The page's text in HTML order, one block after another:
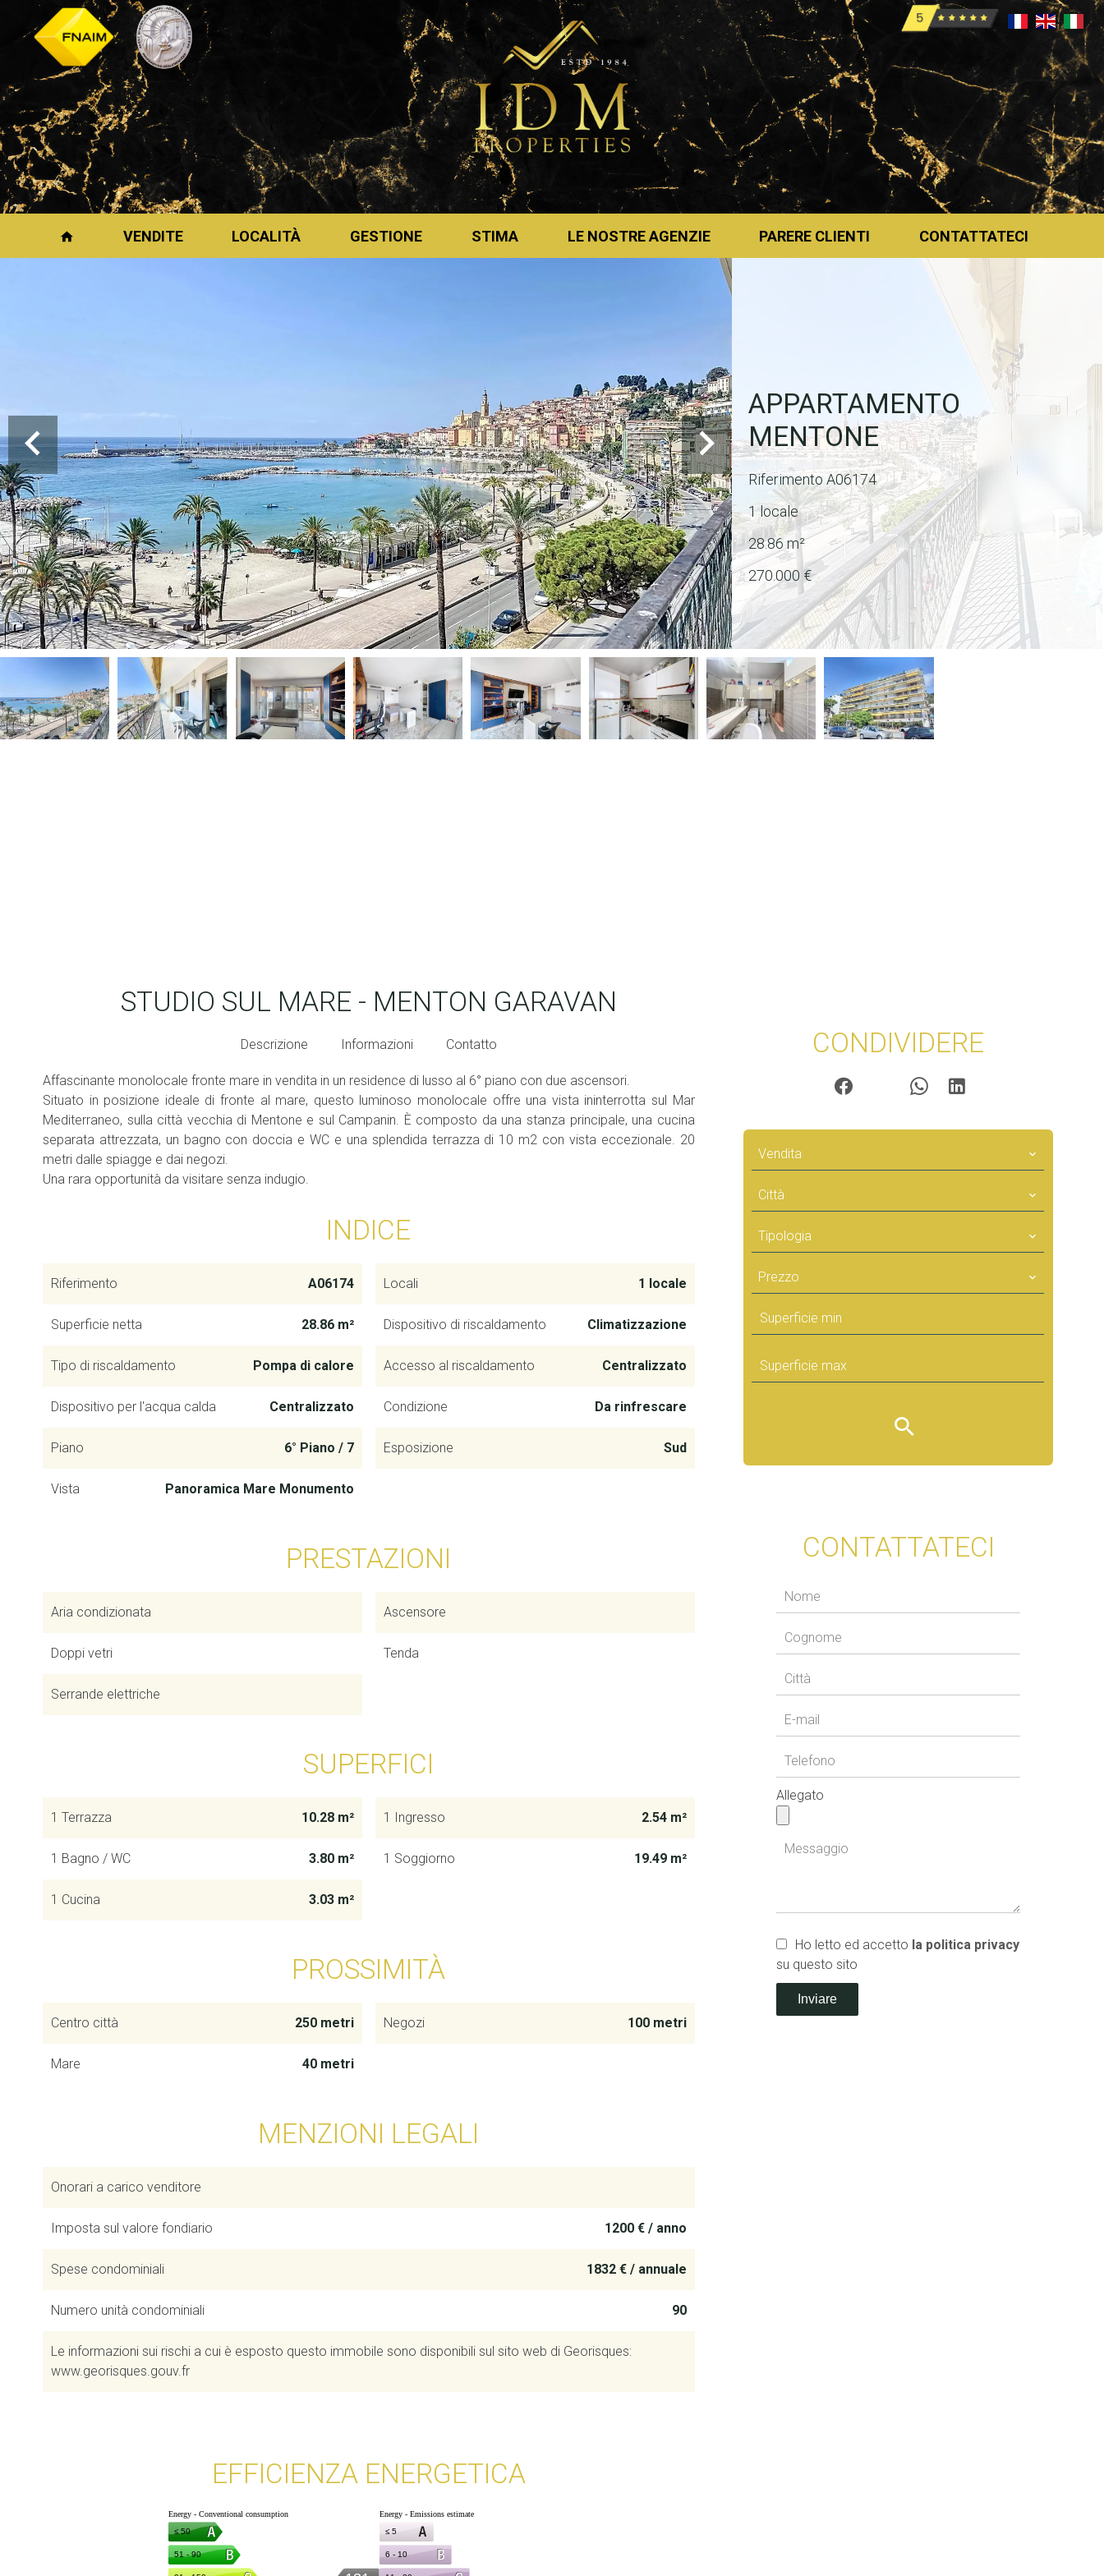
VENDITE LOCALITÀ GESTIONE STIMA LE NOSTRE AGENZIE PARERE CLIENTI CONTATTATECI
APPARTAMENTO
MENTONE
Riferimento A06174
1 locale
28.86m²
270.000 €
STUDIO SUL MARE - MENTON GARAVAN
Descrizione Informazioni Contatto
Affascinante monolocale fronte mare in vendita in un residence di lusso al 6° piano con due ascensori.
Situato in posizione ideale di fronte al mare, questo luminoso monolocale offre una vista ininterrotta sul Mar
Mediterraneo, sulla città vecchia di Mentone e sul Campanin. È composto da una stanza principale, una cucina
separata attrezzata, un bagno con doccia e WC e una splendida terrazza di 10 m2 con vista eccezionale. 20
metri dalle spiagge e dai negozi.
Una rara opportunità da visitare senza indugio.
INDICE
Riferimento A06174 Locali 1 locale
Superficie netta 28.86 m² Dispositivo di riscaldamento Climatizzazione
Tipo di riscaldamento Pompa di calore Accesso al riscaldamento Centralizzato
Dispositivo per l'acqua calda Centralizzato Condizione Da rinfrescare
Piano 6° Piano / 7 Esposizione Sud
Vista Panoramica Mare Monumento
PRESTAZIONI
Aria condizionata Ascensore
Doppi vetri Tenda
Serrande elettriche
SUPERFICI
1 Terrazza 10.28 m² 1 Ingresso 2.54 m²
1 Bagno / WC 3.80 m² 1 Soggiorno 19.49 m²
1 Cucina 3.03 m²
PROSSIMITÀ
Centro città 250 metri Negozi 100 metri
Mare 40 metri
MENZIONI LEGALI
Onorari a carico venditore
Imposta sul valore fondiario 1200 € / anno
Spese condominiali 1832 € / annuale
Numero unità condominiali 90
Le informazioni sui rischi a cui è esposto questo immobile sono disponibili sul sito web di Georisques:
www.georisques.gouv.fr
EFFICIENZA ENERGETICA
CONDIVIDERE
Vendita
Città
Tipologia
Prezzo
CONTATTATECI
Allegato
Ho letto ed accetto la politica privacy
su questo sito
Inviare